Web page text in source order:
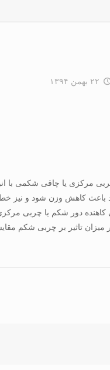
۲۲ بهمن ۱۳۹۴
یا چاقی شکمی با انوع
کاهش وزن شود و نیز
دور شکم یا چربی
تاثیر بر چربی شکم